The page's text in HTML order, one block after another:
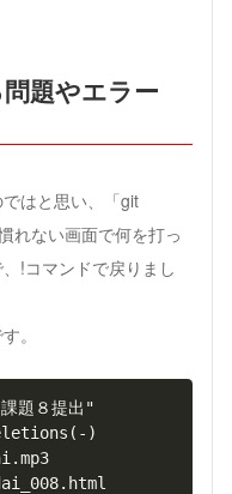
題やエラー
はと思い、「git
れない画面で何を打っ
!コマンドで戻りまし
。